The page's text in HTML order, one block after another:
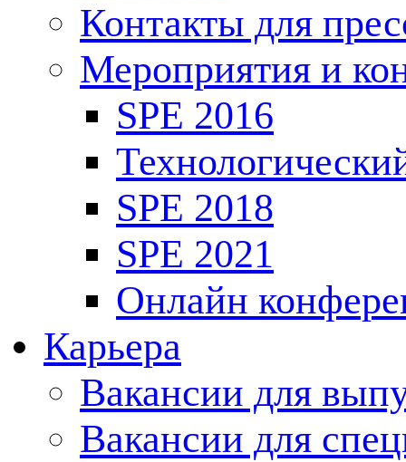
Контакты для
Мероприятия и
SPE 2016
SPE 2018
SPE 2021
Онлайн
Карьера
Вакансии для
Вакансии для